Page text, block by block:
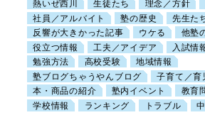
熱いぜ西川
生徒たち 理念／方針
社員／アルバイト
塾の歴史
先生た
反響が大きかった記事
ウケる
他塾
役立つ情報
工夫／アイデア 入試情
勉強方法
高校受験
地域情報
塾ブログちゃうやんブログ
子育て／育
本・商品の紹介
塾内イベント
教育
学校情報
ランキング トラブル